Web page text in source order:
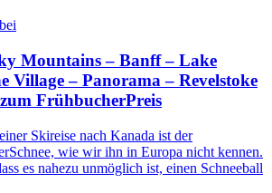
Mountains – Banff – Lake
Village – Panorama – Revelstoke
FrühbucherPreis
Skireise nach Kanada ist der
wie wir ihn in Europa nicht kennen.
es nahezu unmöglich ist, einen Schneeball